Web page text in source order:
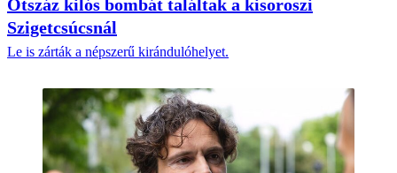
Ötszáz kilós bombát találtak a kisoroszi
Szigetcsúcsnál
Le is zárták a népszerű kirándulóhelyet.